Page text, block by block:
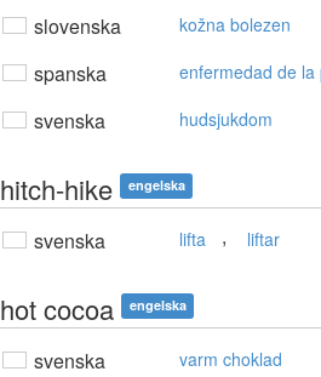
slovenska kožna bolezen
spanska enfermedad de la
svenska hudsjukdom
hitch-hike engelska
svenska lifta , liftar
hot cocoa engelska
svenska varm choklad